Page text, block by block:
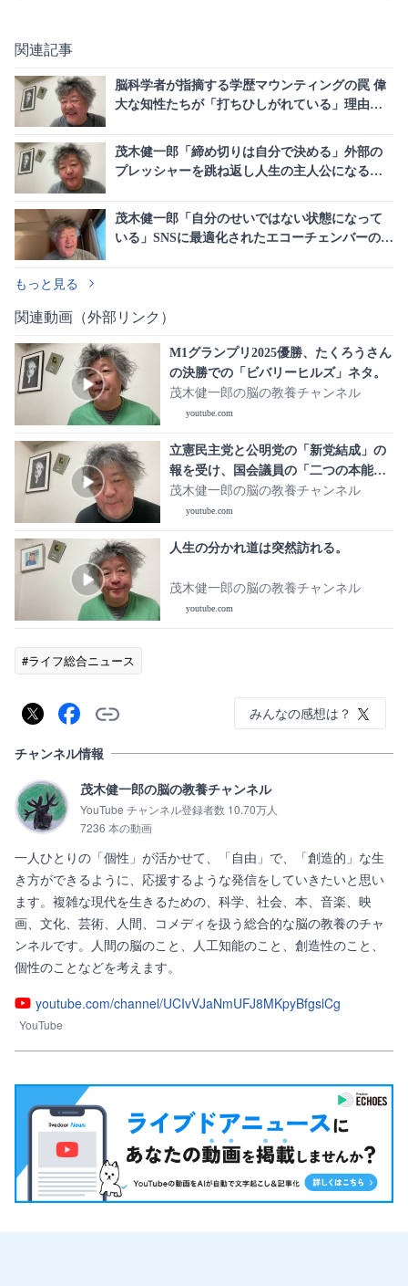
関連記事
脳科学者が指摘する学歴マウンティングの罠 偉
大な知性たちが「打ちひしがれている」理由と
茂木健一郎「締め切りは自分で決める」外部の
プレッシャーを跳ね返し人生の主人公になる方
茂木健一郎「自分のせいではない状態になって
いる」SNSに最適化されたエコーチェンバーの恐
もっと見る
関連動画（外部リンク）
M1グランプリ2025優勝、たくろうさん
の決勝での「ビバリーヒルズ」ネタ。
茂木健一郎の脳の教養チャンネル
youtube.com
立憲民主党と公明党の「新党結成」の
報を受け、国会議員の「二つの本能」
について考える
茂木健一郎の脳の教養チャンネル
youtube.com
人生の分かれ道は突然訪れる。
茂木健一郎の脳の教養チャンネル
youtube.com
#ライフ総合ニュース
みんなの感想は？
チャンネル情報
茂木健一郎の脳の教養チャンネル
YouTube チャンネル登録者数 10.70万人
7236 本の動画
一人ひとりの「個性」が活かせて、「自由」で、「創造的」な生
き方ができるように、応援するような発信をしていきたいと思い
ます。複雑な現代を生きるための、科学、社会、本、音楽、映
画、文化、芸術、人間、コメディを扱う総合的な脳の教養のチャ
ンネルです。人間の脳のこと、人工知能のこと、創造性のこと、
個性のことなどを考えます。
youtube.com/channel/UCIvVJaNmUFJ8MKpyBfgslCg
YouTube